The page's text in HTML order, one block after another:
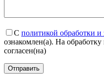
С политикой обработки
ознакомлен(а). На
согласен(на)